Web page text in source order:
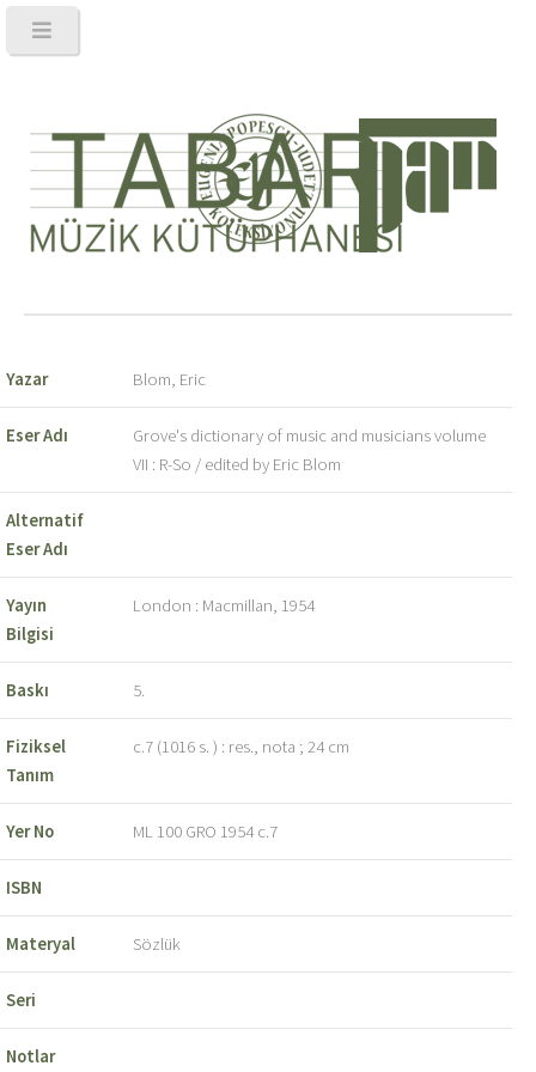
Yazar Blom, Eric
Eser Adı
Grove's dictionary of music and musicians volume
VII : R-So / edited by Eric Blom
Alternatif
Eser Adı
Yayın
Bilgisi
London : Macmillan, 1954
Baskı 5.
Fiziksel
Tanım
c.7 (1016 s. ) : res., nota ; 24 cm
Yer No ML 100 GRO 1954 c.7
ISBN
Materyal Sözlük
Seri
Notlar